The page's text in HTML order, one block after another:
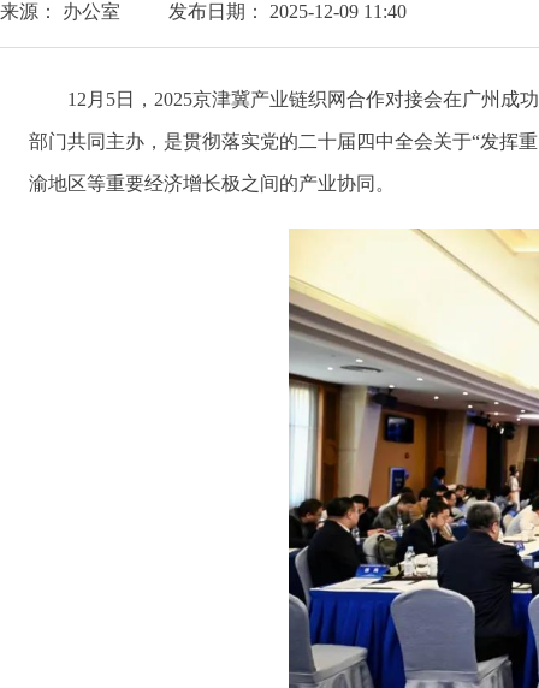
来源： 办公室 发布日期： 2025-12-09 11:40
12月5日，2025京津冀产业链织网合作对接会在广州
部门共同主办，是贯彻落实党的二十届四中全会关于“发挥
渝地区等重要经济增长极之间的产业协同。